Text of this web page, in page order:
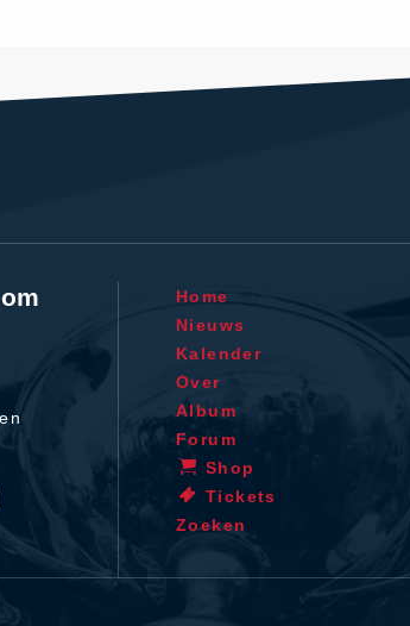
Home
Nieuws
Kalender
Over
Album
Forum
Shop
Tickets
Zoeken